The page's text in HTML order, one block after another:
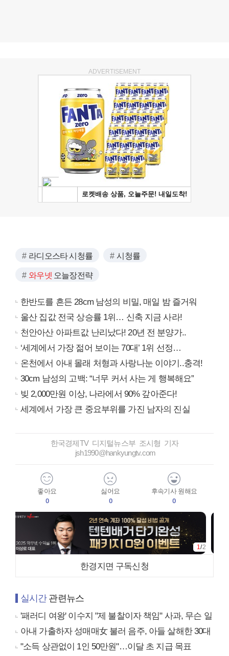
ADVERTISEMENT
라디오스타 시청률 시청률
와우넷 오늘장전략
한반도를 흔든 28cm 남성의 비밀, 매일 밤 즐거워
울산 집값 전국 상승률 1위… 신축 지금 사라!
천안아산 아파트값 난리났다! 20년 전 분양가..
‘세계에서 가장 젊어 보이는 70대’ 1위 선정…
온천에서 아내 몰래 처형과 사랑나눈 이야기..충격!
30cm 남성의 고백: “너무 커서 사는 게 행복해요”
빚 2,000만원 이상, 나라에서 90% 갚아준다!
세계에서 가장 큰 중요부위를 가진 남자의 진실
한국경제TV 디지털뉴스부 조시형 기자
jsh1990@hankyungtv.com
좋아요
0
싫어요
0
후속기사 원해요
0
1/2
한경지면 구독신청
실시간관련뉴스
'패러디 여왕' 이수지 "제 불찰이자 책임" 사과, 무슨 일
아내 가출하자 성매매女 불러 음주, 아들 살해한 30대
"소득 상관없이 1인 50만원"…이달 초 지급 목표